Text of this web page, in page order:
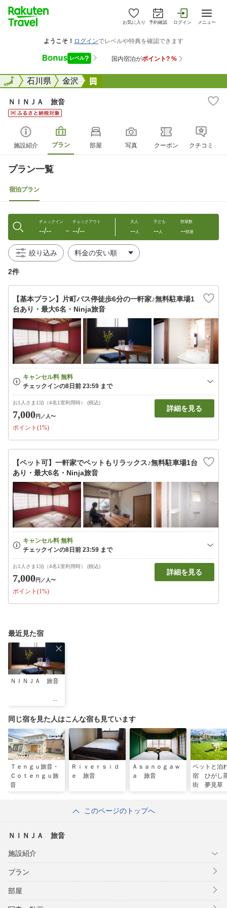
お気に入り 予約確認 ログイン メニュー
全国石川県 金沢
全国
ＮＩＮＪＡ 旅音
施設紹介 プラン 部屋 写真 クーポン クチコミ
プラン一覧
宿泊プラン
チェックイン
--/-- 〜
チェックアウト
--/--
大人
--人
子ども
--人
部屋数
--部屋
絞り込み
2件
【基本プラン】片町バス停徒歩6分の一軒家♪無料駐車場1
台あり・最大6名・Ninja旅音
お1人さま1泊（4名1室利用時） (税込)
7,000円 ／人〜
ポイント(1%)
詳細を見る
【ペット可】一軒家でペットもリラックス♪無料駐車場1台
あり・最大6名・Ninja旅音
お1人さま1泊（4名1室利用時） (税込)
7,000円 ／人〜
ポイント(1%)
詳細を見る
最近見た宿
ＮＩＮＪＡ 旅音
同じ宿を見た人はこんな宿も見ています
Ｔｅｎｇｕ旅音・
Ｃｏｔｅｎｇｕ旅
音
Ｒｉｖｅｒｓｉｄ
ｅ 旅音
Ａｓａｎｏｇａｗ
ａ 旅音
ペットと泊
宿 ひがし
街 夢見草
このページのトップへ
ＮＩＮＪＡ 旅音
施設紹介
プラン
部屋